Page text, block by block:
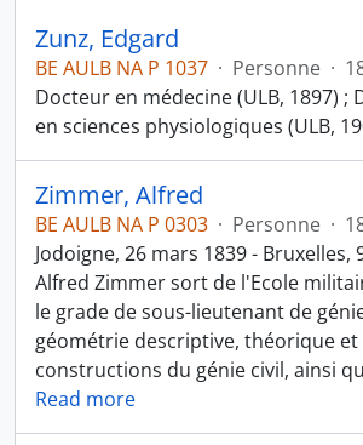
Zunz, Edgard
BE AULB NA P 1037 · Personne ·
Docteur en médecine (ULB, 1897) ;
en sciences physiologiques (ULB,
Zimmer, Alfred
BE AULB NA P 0303 · Personne ·
Jodoigne, 26 mars 1839 - Bruxelles,
Alfred Zimmer sort de l'Ecole
le grade de sous-lieutenant de
géométrie descriptive, théorique
constructions du génie civil, ainsi
Read more